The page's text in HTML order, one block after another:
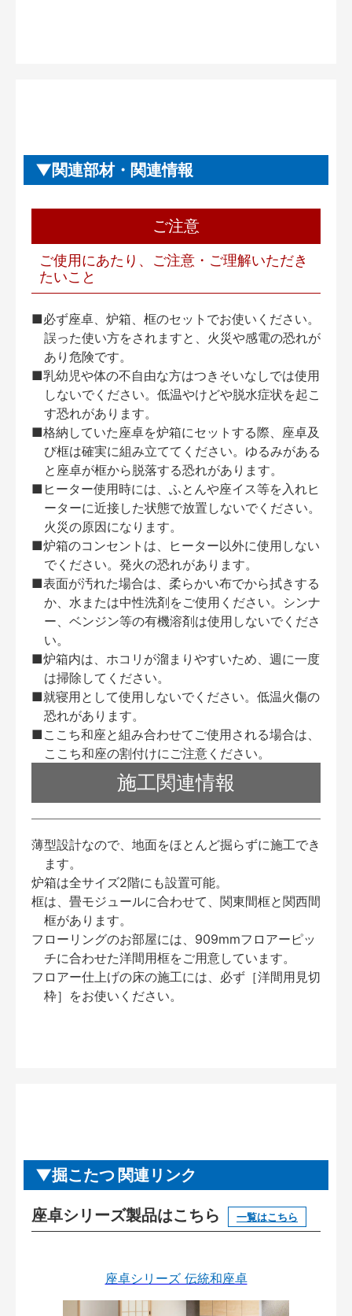
関連部材・関連情報
ご注意
ご使用にあたり、ご注意・ご理解いただき
たいこと
■必ず座卓、炉箱、框のセットでお使いください。
誤った使い方をされますと、火災や感電の恐れが
あり危険です。
■乳幼児や体の不自由な方はつきそいなしでは使用
しないでください。低温やけどや脱水症状を起こ
す恐れがあります。
■格納していた座卓を炉箱にセットする際、座卓及
び框は確実に組み立ててください。ゆるみがある
と座卓が框から脱落する恐れがあります。
■ヒーター使用時には、ふとんや座イス等を入れヒ
ーターに近接した状態で放置しないでください。
火災の原因になります。
■炉箱のコンセントは、ヒーター以外に使用しない
でください。発火の恐れがあります。
■表面が汚れた場合は、柔らかい布でから拭きする
か、水または中性洗剤をご使用ください。シンナ
ー、ベンジン等の有機溶剤は使用しないでくださ
い。
■炉箱内は、ホコリが溜まりやすいため、週に一度
は掃除してください。
■就寝用として使用しないでください。低温火傷の
恐れがあります。
■ここち和座と組み合わせてご使用される場合は、
ここち和座の割付けにご注意ください。
施工関連情報
薄型設計なので、地面をほとんど掘らずに施工でき
ます。
炉箱は全サイズ2階にも設置可能。
框は、畳モジュールに合わせて、関東間框と関西間
框があります。
フローリングのお部屋には、909mmフロアーピッ
チに合わせた洋間用框をご用意しています。
フロアー仕上げの床の施工には、必ず［洋間用見切
枠］をお使いください。
掘こたつ 関連リンク
座卓シリーズ製品はこちら 一覧はこちら
座卓シリーズ 伝統和座卓